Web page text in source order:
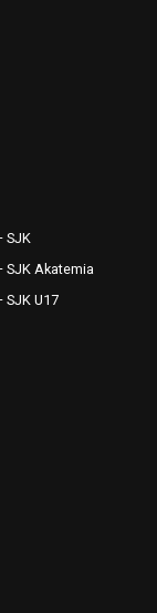
SJK
SJK Akatemia
SJK U17